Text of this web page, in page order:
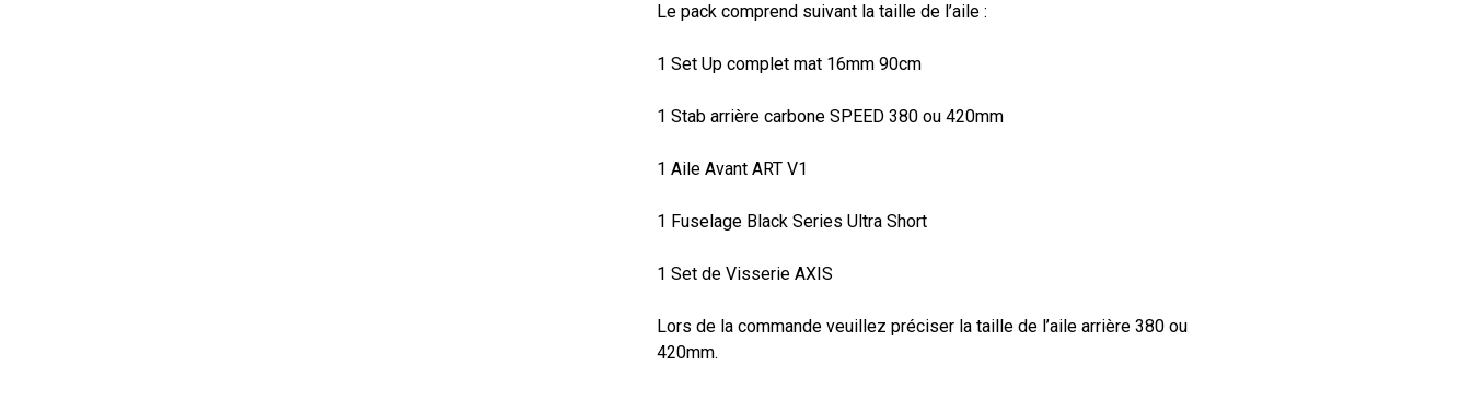
Le pack comprend suivant la taille de l’aile :
1 Set Up complet mat 16mm 90cm
1 Stab arrière carbone SPEED 380 ou 420mm
1 Aile Avant ART V1
1 Fuselage Black Series Ultra Short
1 Set de Visserie AXIS
Lors de la commande veuillez préciser la taille de l’aile arrière 380 ou
420mm.